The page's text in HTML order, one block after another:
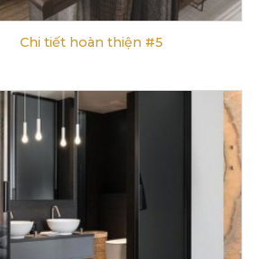
Chi tiết hoàn thiện #5